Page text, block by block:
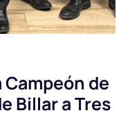
Campeón de
Billar a Tres